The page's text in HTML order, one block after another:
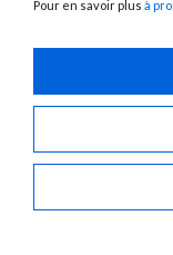
1120 Avenue
Pour en savoir plus à